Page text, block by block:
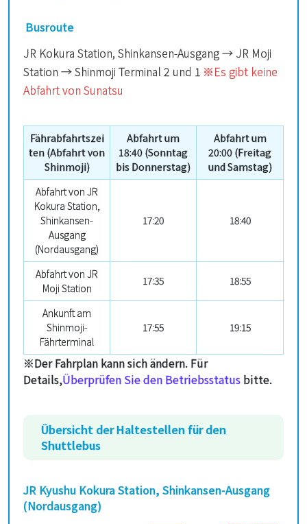
Busroute
JR Kokura Station, Shinkansen-Ausgang → JR Moji
Station → Shinmoji Terminal 2 und 1 ※Es gibt keine
Abfahrt von Sunatsu
Fährabfahrtszei
ten (Abfahrt von
Shinmoji)
Abfahrt um
18:40 (Sonntag
bis Donnerstag)
Abfahrt um
20:00 (Freitag
und Samstag)
Abfahrt von JR
Kokura Station,
Shinkansen-
Ausgang
(Nordausgang)
17:20 18:40
Abfahrt von JR
Moji Station
17:35 18:55
Ankunft am
Shinmoji-
Fährterminal
17:55 19:15
※Der Fahrplan kann sich ändern. Für
Details,Überprüfen Sie den Betriebsstatus bitte.
Übersicht der Haltestellen für den
Shuttlebus
JR Kyushu Kokura Station, Shinkansen-Ausgang
(Nordausgang)